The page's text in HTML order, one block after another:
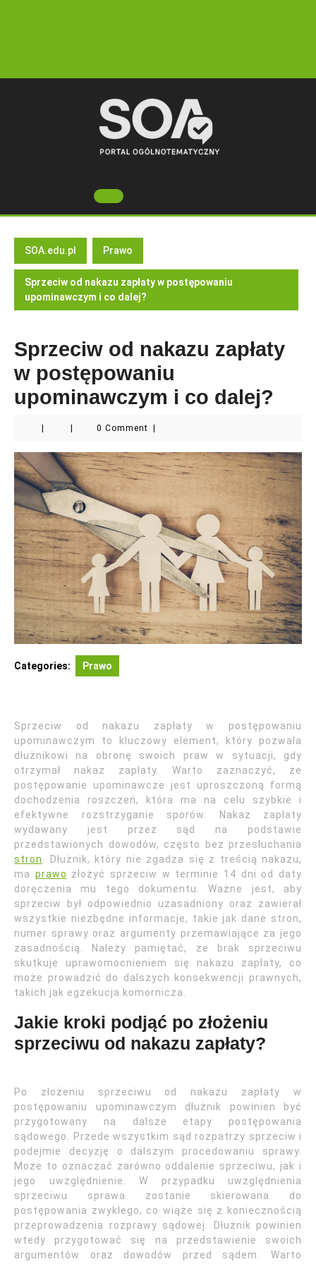
Open
Button
SOA.edu.pl Prawo
Sprzeciw od nakazu zapłaty w postępowaniu
upominawczym i co dalej?
Sprzeciw od nakazu zapłaty
w postępowaniu
upominawczym i co dalej?
0 Comment
Categories: Prawo
Sprzeciw od nakazu zapłaty w postępowaniu
upominawczym to kluczowy element, który pozwala
dłużnikowi na obronę swoich praw w sytuacji, gdy
otrzymał nakaz zapłaty. Warto zaznaczyć, że
postępowanie upominawcze jest uproszczoną formą
dochodzenia roszczeń, która ma na celu szybkie i
efektywne rozstrzyganie sporów. Nakaz zapłaty
wydawany jest przez sąd na podstawie
przedstawionych dowodów, często bez przesłuchania
stron
. Dłużnik, który nie zgadza się z treścią nakazu,
ma prawo złożyć sprzeciw w terminie 14 dni od daty
doręczenia mu tego dokumentu. Ważne jest, aby
sprzeciw był odpowiednio uzasadniony oraz zawierał
wszystkie niezbędne informacje, takie jak dane stron,
numer sprawy oraz argumenty przemawiające za jego
zasadnością. Należy pamiętać, że brak sprzeciwu
skutkuje uprawomocnieniem się nakazu zapłaty, co
może prowadzić do dalszych konsekwencji prawnych,
takich jak egzekucja komornicza.
Jakie kroki podjąć po złożeniu
sprzeciwu od nakazu zapłaty?
Po złożeniu sprzeciwu od nakazu zapłaty w
postępowaniu upominawczym dłużnik powinien być
przygotowany na dalsze etapy postępowania
sądowego. Przede wszystkim sąd rozpatrzy sprzeciw i
podejmie decyzję o dalszym procedowaniu sprawy.
Może to oznaczać zarówno oddalenie sprzeciwu, jak i
jego uwzględnienie. W przypadku uwzględnienia
sprzeciwu sprawa zostanie skierowana do
postępowania zwykłego, co wiąże się z koniecznością
przeprowadzenia rozprawy sądowej. Dłużnik powinien
wtedy przygotować się na przedstawienie swoich
argumentów oraz dowodów przed sądem. Warto